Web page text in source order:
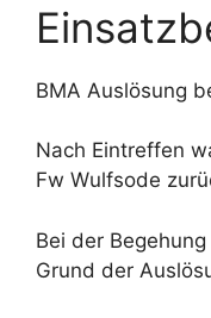
BMA Auslösung
Nach Eintreffen
Fw Wulfsode
Bei der
Grund der